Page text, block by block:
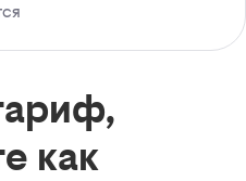
как